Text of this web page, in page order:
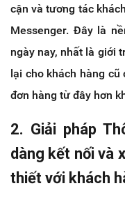
cận và tương tác
Messenger. Đây là
ngày nay, nhất là giới
lại cho khách hàng
đơn hàng từ đây hơn
2. Giải pháp
dàng kết nối và
thiết với khách